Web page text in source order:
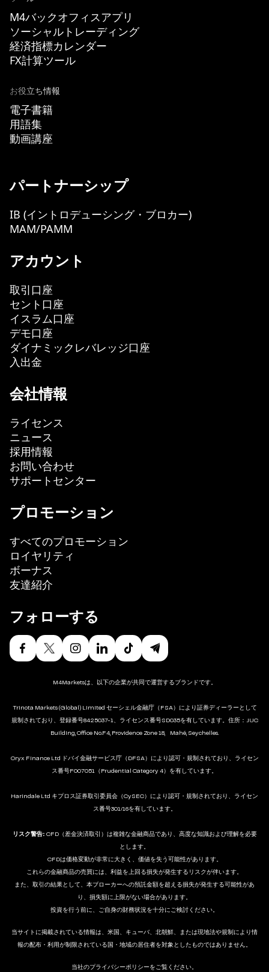
M4バックオフィスアプリ
ソーシャルトレーディング
経済指標カレンダー
FX計算ツール
お役立ち情報
電子書籍
用語集
動画講座
パートナーシップ
IB (イントロデューシング・ブロカー)
MAM/PAMM
アカウント
取引口座
セント口座
イスラム口座
デモ口座
ダイナミックレバレッジ口座
入出金
会社情報
ライセンス
ニュース
採用情報
お問い合わせ
サポートセンター
プロモーション
すべてのプロモーション
ロイヤリティ
ボーナス
友達紹介
フォローする
M4Marketsは、以下の企業が共同で運営するブランドです。
Trinota Markets (Global) Limited セーシェル金融庁（FSA）により証券ディーラーとして
規制されており、登録番号8425037-1、ライセンス番号SD035を有しています。住所：JUC
Building, Office No.F4, Providence Zone 18, Mahé, Seychelles.
Oryx Finance Ltd ドバイ金融サービス庁（DFSA）により認可・規制されており、ライセン
ス番号F007051（Prudential Category 4）を有しています。
Harindale Ltd キプロス証券取引委員会（CySEC）により認可・規制されており、ライセン
ス番号301/16を有しています。
リスク警告: CFD（差金決済取引）は複雑な金融商品であり、高度な知識および理解を必要
とします。
CFDは価格変動が非常に大きく、価値を失う可能性があります。
これらの金融商品の売買には、利益を上回る損失が発生するリスクが伴います。
また、取引の結果として、本ブローカーへの預託金額を超える損失が発生する可能性があ
り、損失額に上限がない場合があります。
投資を行う前に、ご自身の財務状況を十分にご検討ください。
当サイトに掲載されている情報は、米国、キューバ、北朝鮮、または現地法や規制により情
報の配布・利用が制限されている国・地域の居住者を対象としたものではありません。
当社のプライバシーポリシーをご覧ください。